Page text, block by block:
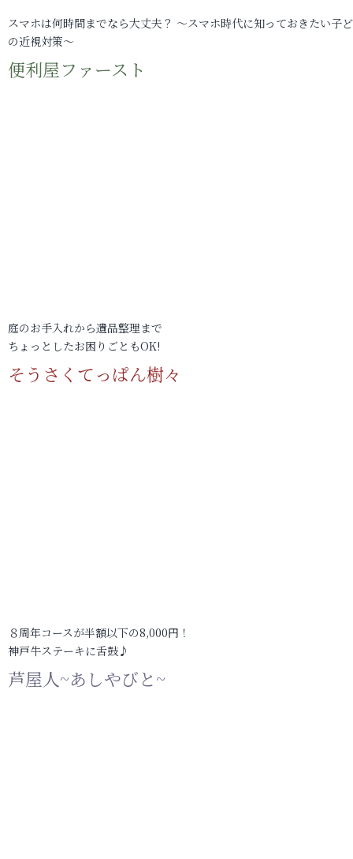
スマホは何時間までなら大丈夫？ ～スマホ時代に知っておきたい子
の近視対策～
便利屋ファースト
庭のお手入れから遺品整理まで
ちょっとしたお困りごともOK!
そうさくてっぱん樹々
８周年コースが半額以下の8,000円！
神戸牛ステーキに舌鼓♪
芦屋人~あしやびと~